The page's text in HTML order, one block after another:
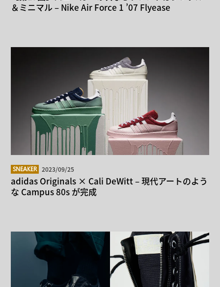
＆ミニマル – Nike Air Force 1 ’07 Flyease
SNEAKER 2023/09/25
adidas Originals × Cali DeWitt – 現代アートのよう
な Campus 80s が完成